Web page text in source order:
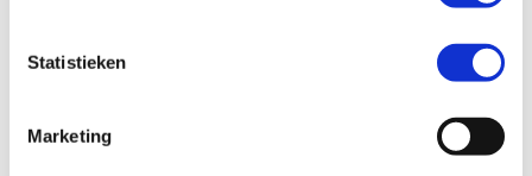
Statistieken
Marketing
GSX-R 1300 HAYABUSA